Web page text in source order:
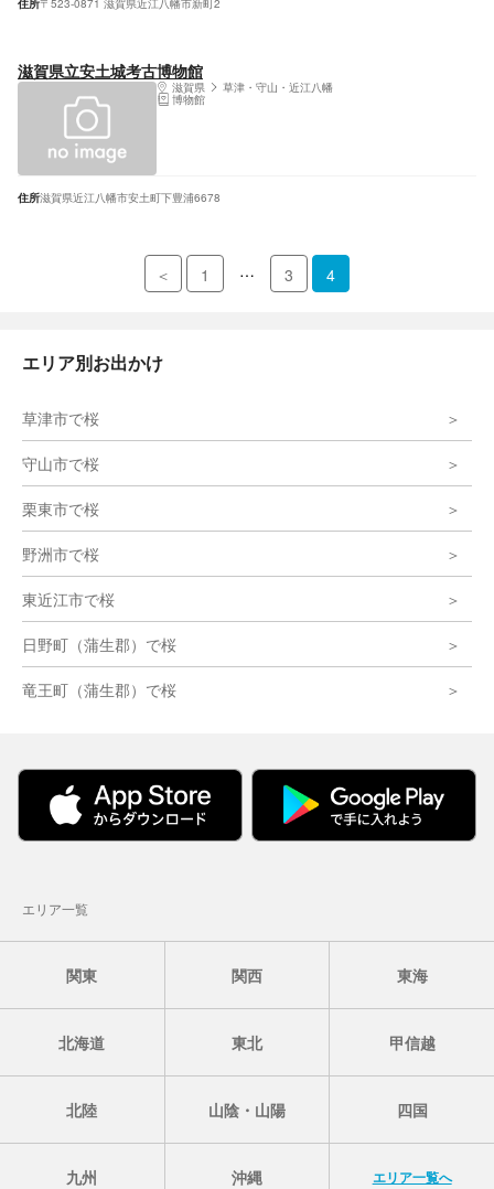
住所〒523-0871 滋賀県近江八幡市新町2
滋賀県立安土城考古博物館
滋賀県 草津・守山・近江八幡
博物館
住所滋賀県近江八幡市安土町下豊浦6678
＜ 1 … 3 4
エリア別お出かけ
草津市で桜
守山市で桜
栗東市で桜
野洲市で桜
東近江市で桜
日野町（蒲生郡）で桜
竜王町（蒲生郡）で桜
エリア一覧
関東 関西 東海
北海道 東北 甲信越
北陸 山陰・山陽 四国
九州 沖縄 エリア一覧へ